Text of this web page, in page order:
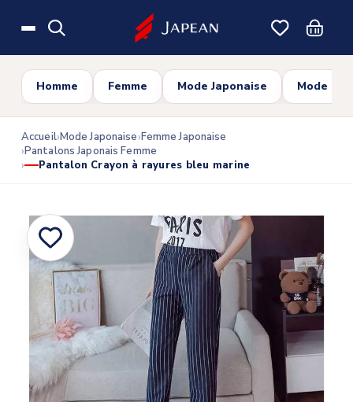
Homme Femme Mode Japonaise Mode
Accueil Mode Japonaise Femme Japonaise
Pantalons Japonais Femme
Pantalon Crayon à rayures bleu marine